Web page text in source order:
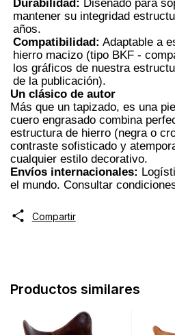
Durabilidad: Diseñado para
mantener su integridad
años.
Compatibilidad: Adaptable a
hierro macizo (tipo BKF -
los gráficos de nuestra
de la publicación).
Un clásico de autor
Más que un tapizado, es una
cuero engrasado combina
estructura de hierro (negra o
contraste sofisticado y
cualquier estilo decorativo.
Envíos internacionales:
el mundo. Consultar
Compartir
Productos similares